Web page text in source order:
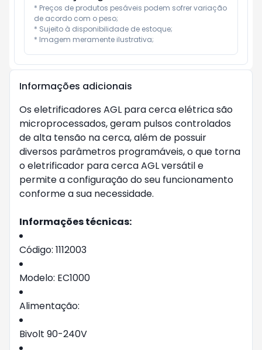
* Preços de produtos pesáveis podem sofrer variação
de acordo com o peso;
* Sujeito à disponibilidade de estoque;
* Imagem meramente ilustrativa;
Informações adicionais
Os eletrificadores AGL para cerca elétrica são
microprocessados, geram pulsos controlados
de alta tensão na cerca, além de possuir
diversos parâmetros programáveis, o que torna
o eletrificador para cerca AGL versátil e
permite a configuração do seu funcionamento
conforme a sua necessidade.
Informações técnicas:
Código: 1112003
Modelo: EC1000
Alimentação:
Bivolt 90-240V